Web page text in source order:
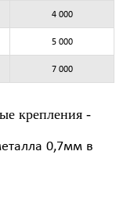
4 000
5 000
7 000
крепления -
0,7мм в